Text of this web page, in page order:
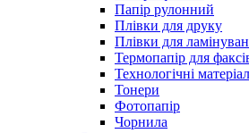
Папір рулонний
Плівки для друку
Плівки для
Термопапір для
Технологічні
Тонери
Фотопапір
Чорнила